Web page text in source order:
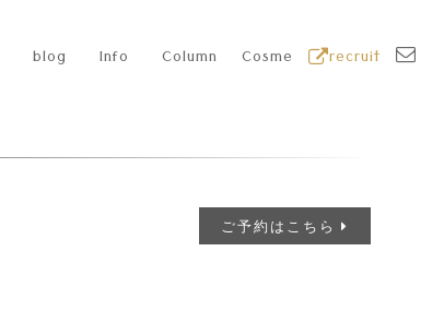
blog Info Column Cosme recruit
ご予約はこちら